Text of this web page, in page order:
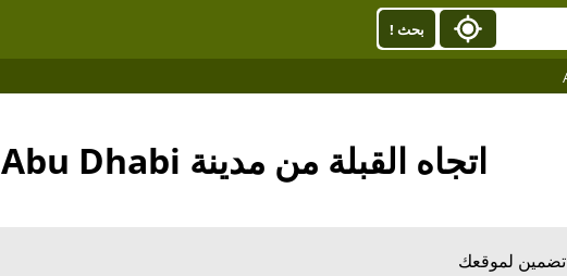
بحث !
اتجاه القبلة من مدينة Abu Dhabi
تضمين لموقعك